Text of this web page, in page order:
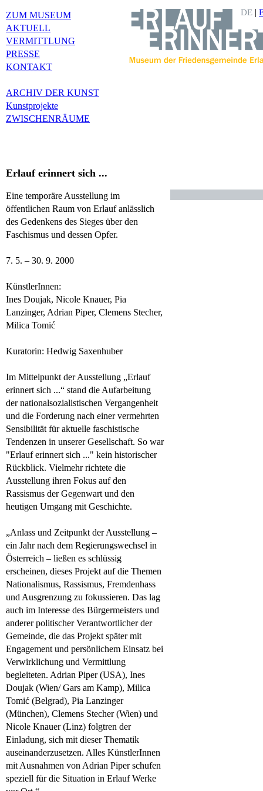
DE |
ZUM MUSEUM
AKTUELL
VERMITTLUNG
PRESSE
KONTAKT
ARCHIV DER KUNST
Kunstprojekte
ZWISCHENRÄUME
Erlauf erinnert sich ...
Eine temporäre Ausstellung im
öffentlichen Raum von Erlauf anlässlich
des Gedenkens des Sieges über den
Faschismus und dessen Opfer.
7. 5. – 30. 9. 2000
KünstlerInnen:
Ines Doujak, Nicole Knauer, Pia
Lanzinger, Adrian Piper, Clemens Stecher,
Milica Tomić
Kuratorin: Hedwig Saxenhuber
Im Mittelpunkt der Ausstellung „Erlauf
erinnert sich ...“ stand die Aufarbeitung
der nationalsozialistischen Vergangenheit
und die Forderung nach einer vermehrten
Sensibilität für aktuelle faschistische
Tendenzen in unserer Gesellschaft. So war
"Erlauf erinnert sich ..." kein historischer
Rückblick. Vielmehr richtete die
Ausstellung ihren Fokus auf den
Rassismus der Gegenwart und den
heutigen Umgang mit Geschichte.
„Anlass und Zeitpunkt der Ausstellung –
ein Jahr nach dem Regierungswechsel in
Österreich – ließen es schlüssig
erscheinen, dieses Projekt auf die Themen
Nationalismus, Rassismus, Fremdenhass
und Ausgrenzung zu fokussieren. Das lag
auch im Interesse des Bürgermeisters und
anderer politischer Verantwortlicher der
Gemeinde, die das Projekt später mit
Engagement und persönlichem Einsatz bei
Verwirklichung und Vermittlung
begleiteten. Adrian Piper (USA), Ines
Doujak (Wien/ Gars am Kamp), Milica
Tomić (Belgrad), Pia Lanzinger
(München), Clemens Stecher (Wien) und
Nicole Knauer (Linz) folgtren der
Einladung, sich mit dieser Thematik
auseinanderzusetzen. Alles KünstlerInnen
mit Ausnahmen von Adrian Piper schufen
speziell für die Situation in Erlauf Werke